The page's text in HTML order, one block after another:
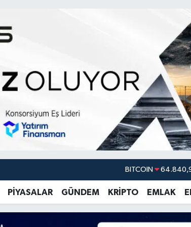
DOLAR
EURO
STERLİN
GRAM ALTIN
PİYASALAR GÜNDEM KRİPTO EMLAK